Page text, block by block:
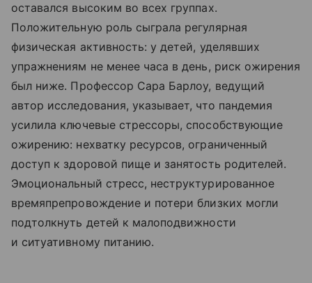
оставался высоким во всех группах.
Положительную роль сыграла регулярная
физическая активность: у детей, уделявших
упражнениям не менее часа в день, риск ожирения
был ниже. Профессор Сара Барлоу, ведущий
автор исследования, указывает, что пандемия
усилила ключевые стрессоры, способствующие
ожирению: нехватку ресурсов, ограниченный
доступ к здоровой пище и занятость родителей.
Эмоциональный стресс, неструктурированное
времяпрепровождение и потери близких могли
подтолкнуть детей к малоподвижности
и ситуативному питанию.